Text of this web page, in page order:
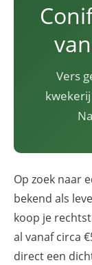
Vers
Op zoek naar
bekend als
koop je
al vanaf circa
direct een